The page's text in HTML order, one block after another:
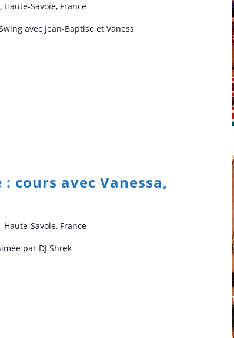
Savoie, France
avec Jean-Baptise et Vaness
: cours avec Vanessa,
Savoie, France
par DJ Shrek